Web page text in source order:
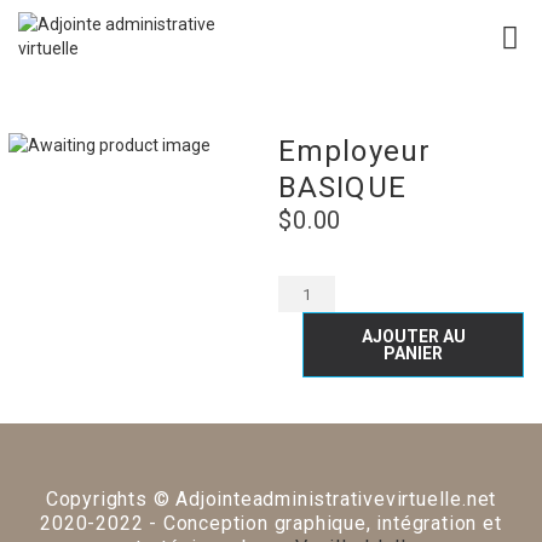
Employeur
BASIQUE
$0.00
AJOUTER AU
PANIER
Copyrights © Adjointeadministrativevirtuelle.net
2020-2022 - Conception graphique, intégration et